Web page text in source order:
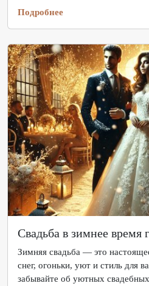
Подробнее
Свадьба в зимнее время
Зимняя свадьба — это
снег, огоньки, уют и стиль для
забывайте об уютных